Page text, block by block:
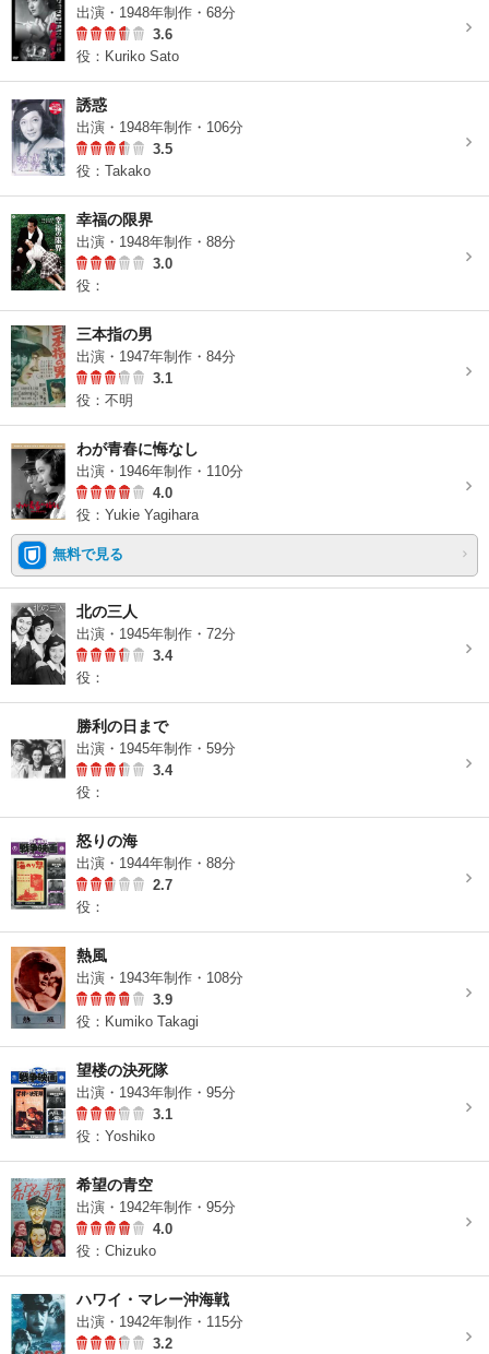
出演・1948年制作・68分
3.6
役：Kuriko Sato
誘惑
出演・1948年制作・106分
3.5
役：Takako
幸福の限界
出演・1948年制作・88分
3.0
役：
三本指の男
出演・1947年制作・84分
3.1
役：不明
わが青春に悔なし
出演・1946年制作・110分
4.0
役：Yukie Yagihara
無料で見る
北の三人
出演・1945年制作・72分
3.4
役：
勝利の日まで
出演・1945年制作・59分
3.4
役：
怒りの海
出演・1944年制作・88分
2.7
役：
熱風
出演・1943年制作・108分
3.9
役：Kumiko Takagi
望楼の決死隊
出演・1943年制作・95分
3.1
役：Yoshiko
希望の青空
出演・1942年制作・95分
4.0
役：Chizuko
ハワイ・マレー沖海戦
出演・1942年制作・115分
3.2